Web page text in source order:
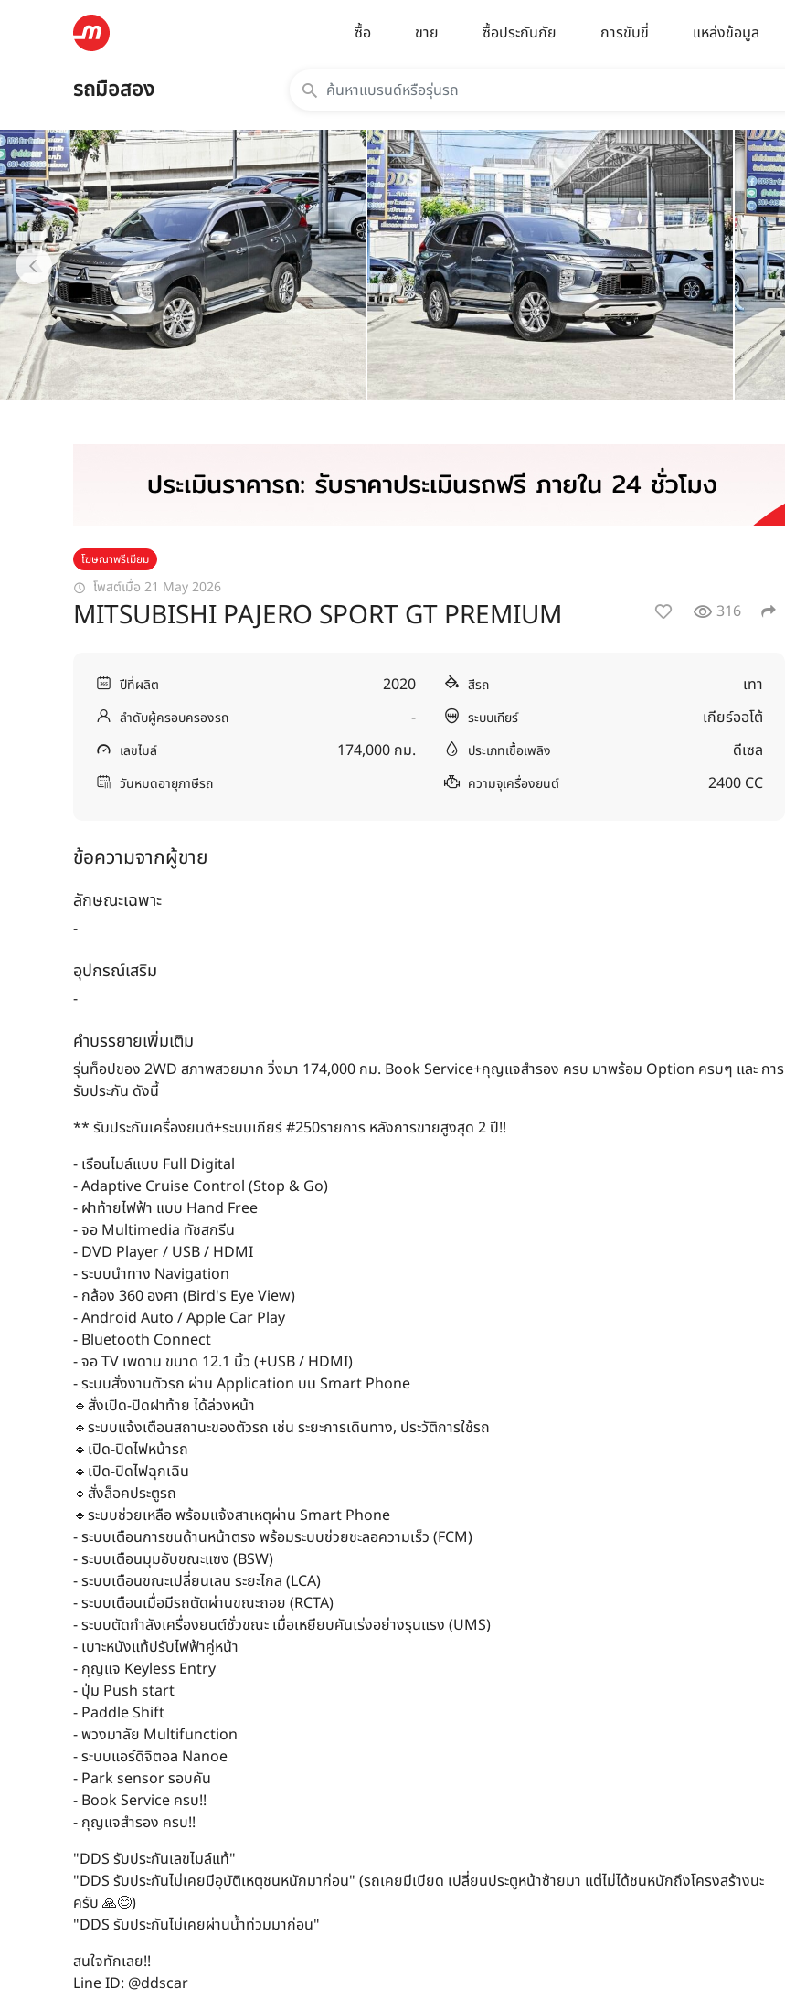
ซื้อ ขาย ซื้อประกันภัย การขับขี่ แหล่งข้อมูล
รถมือสอง
โฆษณาพรีเมียม
โพสต์เมื่อ 21 May 2026
MITSUBISHI PAJERO SPORT GT PREMIUM 316
ปีที่ผลิต 2020
ลำดับผู้ครอบครองรถ -
เลขไมล์ 174,000 กม.
วันหมดอายุภาษีรถ
สีรถ เทา
ระบบเกียร์ เกียร์ออโต้
ประเภทเชื้อเพลิง ดีเซล
ความจุเครื่องยนต์ 2400 CC
ข้อความจากผู้ขาย
ลักษณะเฉพาะ
-
อุปกรณ์เสริม
-
คำบรรยายเพิ่มเติม
รุ่นท็อปของ 2WD สภาพสวยมาก วิ่งมา 174,000 กม. Book Service+กุญแจสำรอง ครบ มาพร้อม Option ครบๆ และ การ
รับประกัน ดังนี้
** รับประกันเครื่องยนต์+ระบบเกียร์ #250รายการ หลังการขายสูงสุด 2 ปี!!
- เรือนไมล์แบบ Full Digital
- Adaptive Cruise Control (Stop & Go)
- ฝาท้ายไฟฟ้า แบบ Hand Free
- จอ Multimedia ทัชสกรีน
- DVD Player / USB / HDMI
- ระบบนำทาง Navigation
- กล้อง 360 องศา (Bird's Eye View)
- Android Auto / Apple Car Play
- Bluetooth Connect
- จอ TV เพดาน ขนาด 12.1 นิ้ว (+USB / HDMI)
- ระบบสั่งงานตัวรถ ผ่าน Application บน Smart Phone
🔹️สั่งเปิด-ปิดฝาท้าย ได้ล่วงหน้า
🔹️ระบบแจ้งเตือนสถานะของตัวรถ เช่น ระยะการเดินทาง, ประวัติการใช้รถ
🔹️เปิด-ปิดไฟหน้ารถ
🔹️เปิด-ปิดไฟฉุกเฉิน
🔹️สั่งล็อคประตูรถ
🔹️ระบบช่วยเหลือ พร้อมแจ้งสาเหตุผ่าน Smart Phone
- ระบบเตือนการชนด้านหน้าตรง พร้อมระบบช่วยชะลอความเร็ว (FCM)
- ระบบเตือนมุมอับขณะแซง (BSW)
- ระบบเตือนขณะเปลี่ยนเลน ระยะไกล (LCA)
- ระบบเตือนเมื่อมีรถตัดผ่านขณะถอย (RCTA)
- ระบบตัดกำลังเครื่องยนต์ชั่วขณะ เมื่อเหยียบคันเร่งอย่างรุนแรง (UMS)
- เบาะหนังแท้ปรับไฟฟ้าคู่หน้า
- กุญแจ Keyless Entry
- ปุ่ม Push start
- Paddle Shift
- พวงมาลัย Multifunction
- ระบบแอร์ดิจิตอล Nanoe
- Park sensor รอบคัน
- Book Service ครบ!!
- กุญแจสำรอง ครบ!!
"DDS รับประกันเลขไมล์แท้"
"DDS รับประกันไม่เคยมีอุบัติเหตุชนหนักมาก่อน" (รถเคยมีเบียด เปลี่ยนประตูหน้าซ้ายมา แต่ไม่ได้ชนหนักถึงโครงสร้างนะ
ครับ 🙏😊)
"DDS รับประกันไม่เคยผ่านน้ำท่วมมาก่อน"
สนใจทักเลย!!
Line ID: @ddscar